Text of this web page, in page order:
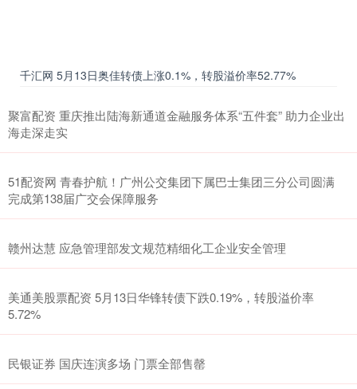
千汇网 5月13日奥佳转债上涨0.1%，转股溢价率52.77%
聚富配资 重庆推出陆海新通道金融服务体系“五件套” 助力企业出
海走深走实
51配资网 青春护航！广州公交集团下属巴士集团三分公司圆满
完成第138届广交会保障服务
赣州达慧 应急管理部发文规范精细化工企业安全管理
美通美股票配资 5月13日华锋转债下跌0.19%，转股溢价率
5.72%
民银证券 国庆连演多场 门票全部售罄